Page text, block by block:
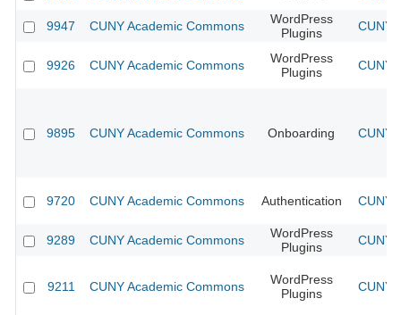
9947 CUNY Academic Commons
WordPress
Plugins
CUNY
9926 CUNY Academic Commons
WordPress
Plugins
CUNY
9895 CUNY Academic Commons Onboarding CUNY
9720 CUNY Academic Commons Authentication CUNY
9289 CUNY Academic Commons
WordPress
Plugins
CUNY
9211 CUNY Academic Commons
WordPress
Plugins
CUNY